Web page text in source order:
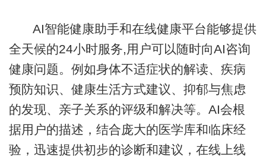
AI智能健康助手和在线健康平台能够提供
全天候的24小时服务,用户可以随时向AI咨询
健康问题。例如身体不适症状的解读、疾病
预防知识、健康生活方式建议、抑郁与焦虑
的发现、亲子关系的评级和解决等。AI会根
据用户的描述，结合庞大的医学库和临床经
验，迅速提供初步的诊断和建议，在线上线